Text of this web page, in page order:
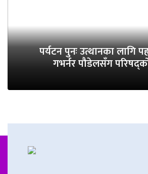
पर्यटन पुनः उत्थानका लागि
गभर्नर पौडेलसँग